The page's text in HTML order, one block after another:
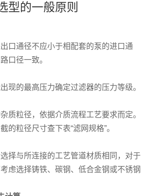
型的一般原则
口通径不应小于相配套的泵的进口通
口径一致。
现的最高压力确定过滤器的压力等级。
质粒径，依据介质流程工艺要求而定。
的粒径尺寸查下表“滤网规格”。
择与所连接的工艺管道材质相同，对于
虑选择铸铁、碳钢、低合金钢或不锈钢